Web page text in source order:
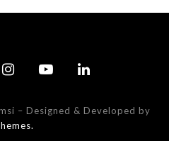
– Designed & Developed by